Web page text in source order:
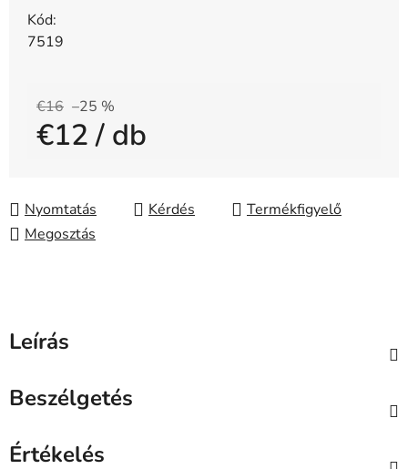
Kód:
7519
€16 –25 %
€12/ db
Nyomtatás
Kérdés
Megosztás
Leírás
Beszélgetés
Értékelés